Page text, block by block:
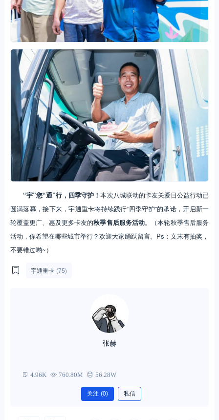
“宇”您“通”行，四季守护！本次八城联动的卡友关爱日公益行动已
圆满落幕，接下来，宇通重卡将持续践行“四季守护”的承诺，开启新一
轮覆盖更广、惠及更多卡友的秋季售后服务活动。（本轮秋季售后服务
活动，你希望在哪些城市举行？欢迎大家踊跃留言。Ps：文末有抽奖，
不要错过哟~）
宇通重卡 (75)
张赫
4.96K 760.80M 56.28W
关注 (0) 私信